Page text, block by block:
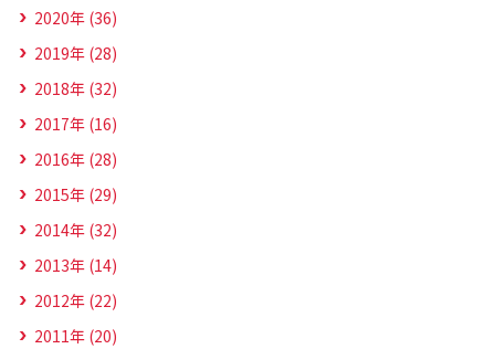
2020年 (36)
2019年 (28)
2018年 (32)
2017年 (16)
2016年 (28)
2015年 (29)
2014年 (32)
2013年 (14)
2012年 (22)
2011年 (20)